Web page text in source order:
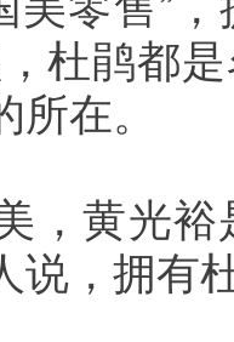
杜鹃都
在。
，黄光
说，拥有